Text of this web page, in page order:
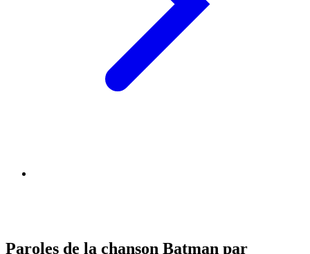
Paroles de la chanson Batman par